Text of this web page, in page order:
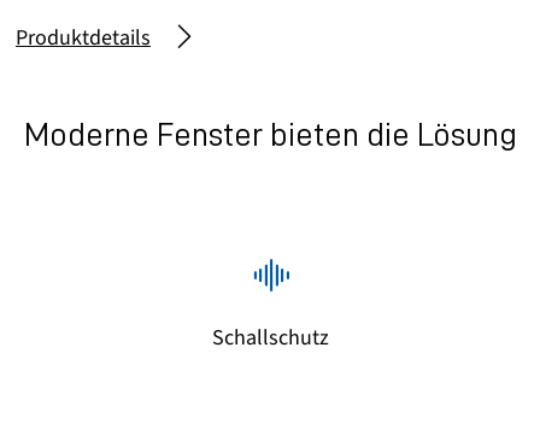
Produktdetails
Moderne Fenster bieten die Lösung
Schallschutz